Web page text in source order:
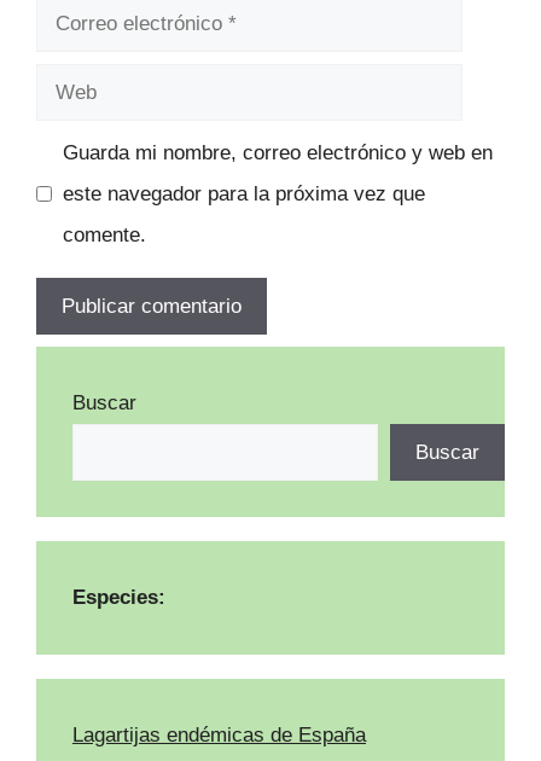
Correo
Web
Guarda mi nombre, correo electrónico y web en
este navegador para la próxima vez que
comente.
Buscar
Buscar
Especies:
Lagartijas endémicas de España